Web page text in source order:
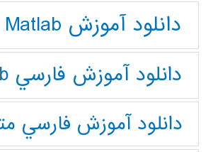
دانلود آموزش Matlab
دانلود آموزش فارسي Matlab
دانلود آموزش فارسي